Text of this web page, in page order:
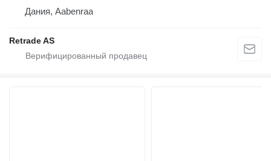
Дания, Aabenraa
Retrade AS